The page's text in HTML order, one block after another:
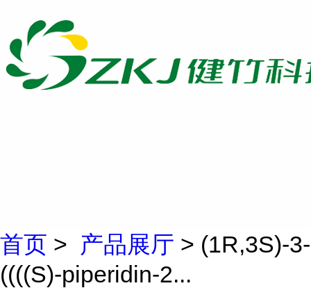
首页 > 产品展厅 > (1R,3S)-3-
((((S)-piperidin-2...